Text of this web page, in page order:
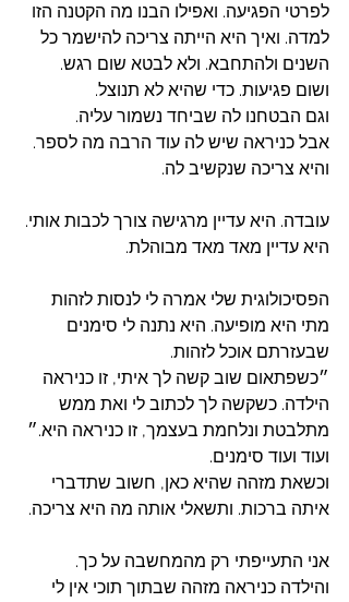
לפרטי הפגיעה. ואפילו הבנו מה הקטנה הזו
למדה. ואיך היא הייתה צריכה להישמר כל
השנים ולהתחבא. ולא לבטא שום רגש.
ושום פגיעות. כדי שהיא לא תנוצל.
וגם הבטחנו לה שביחד נשמור עליה.
אבל כניראה שיש לה עוד הרבה מה לספר.
והיא צריכה שנקשיב לה.
עובדה. היא עדיין מרגישה צורך לכבות אותי.
היא עדיין מאד מאד מבוהלת.
הפסיכולוגית שלי אמרה לי לנסות לזהות
מתי היא מופיעה. היא נתנה לי סימנים
שבעזרתם אוכל לזהות.
״כשפתאום שוב קשה לך איתי, זו כניראה
הילדה. כשקשה לך לכתוב לי ואת ממש
מתלבטת ונלחמת בעצמך, זו כניראה היא.״
ועוד ועוד סימנים.
וכשאת מזהה שהיא כאן, חשוב שתדברי
איתה ברכות. ותשאלי אותה מה היא צריכה.
אני התעייפתי רק מהמחשבה על כך.
והילדה כניראה מזהה שבתוך תוכי אין לי